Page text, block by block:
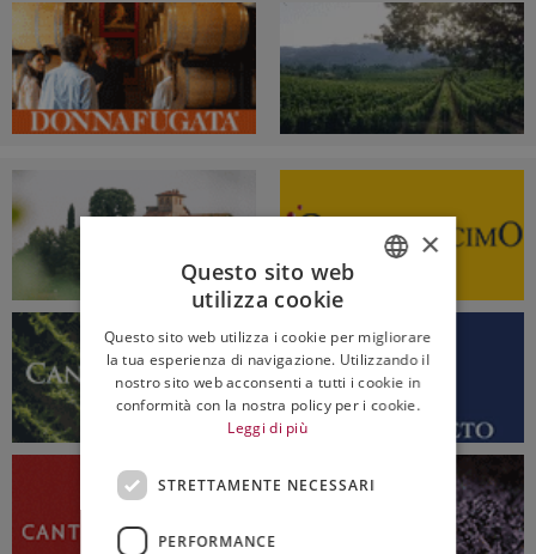
ENGLISH
×
Questo sito web
utilizza cookie
Questo sito web utilizza i cookie per migliorare
la tua esperienza di navigazione. Utilizzando il
nostro sito web acconsenti a tutti i cookie in
conformità con la nostra policy per i cookie.
Leggi di più
STRETTAMENTE NECESSARI
PERFORMANCE